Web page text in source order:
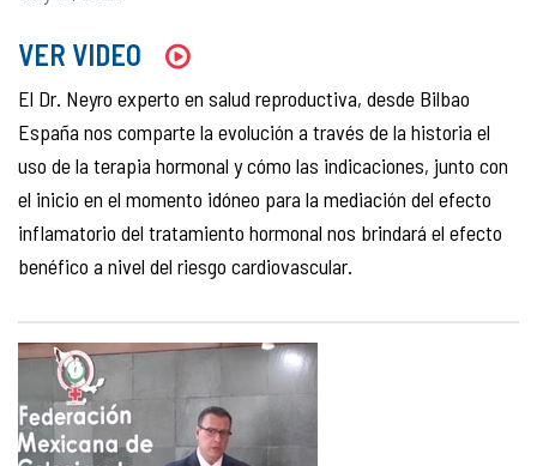
VER VIDEO
El Dr. Neyro experto en salud reproductiva, desde Bilbao
España nos comparte la evolución a través de la historia el
uso de la terapia hormonal y cómo las indicaciones, junto con
el inicio en el momento idóneo para la mediación del efecto
inflamatorio del tratamiento hormonal nos brindará el efecto
benéfico a nivel del riesgo cardiovascular.